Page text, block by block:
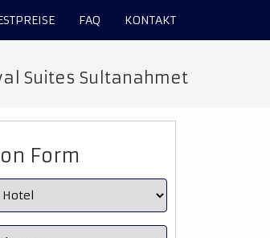
FAQ KONTAKT
Suites Sultanahmet
Form